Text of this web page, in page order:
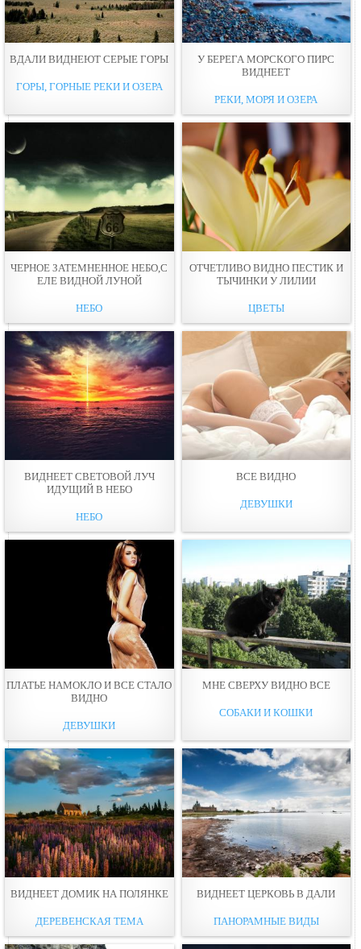
ВДАЛИ ВИДНEЮТ СЕРЫЕ ГОРЫ
ГОРЫ, ГОРНЫЕ РЕКИ И ОЗЕРА
У БЕРЕГА МОРСКОГО ПИРС
ВИДНЕЕТ
РЕКИ, МОРЯ И ОЗЕРА
ЧЕРНОЕ ЗАТЕМНЕННОЕ НЕБО,С
ЕЛЕ ВИДНОЙ ЛУНОЙ
НЕБО
ОТЧЕТЛИВО ВИДНО ПЕСТИК И
ТЫЧИНКИ У ЛИЛИИ
ЦВЕТЫ
ВИДНЕЕТ СВЕТОВОЙ ЛУЧ
ИДУЩИЙ В НЕБО
НЕБО
ВСЕ ВИДНО
ДЕВУШКИ
ПЛАТЬЕ НАМОКЛО И ВСЕ СТАЛО
ВИДНО
ДЕВУШКИ
МНЕ СВЕРХУ ВИДНО ВСЕ
СОБАКИ И КОШКИ
ВИДНЕЕТ ДОМИК НА ПОЛЯНКЕ
ДЕРЕВЕНСКАЯ ТЕМА
ВИДНЕЕТ ЦЕРКОВЬ В ДАЛИ
ПАНОРАМНЫЕ ВИДЫ